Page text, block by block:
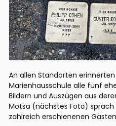
An allen Standorten
Marienhausschule alle fünf
Bildern und Auszügen aus
Motsa (nächstes Foto)
zahlreich erschienenen